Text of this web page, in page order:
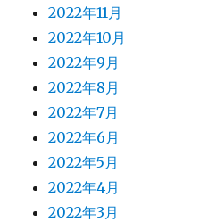
2022年11月
2022年10月
2022年9月
2022年8月
2022年7月
2022年6月
2022年5月
2022年4月
2022年3月